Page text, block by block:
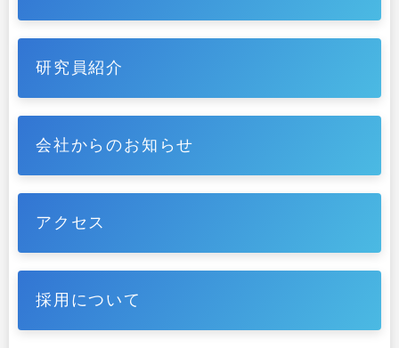
研究員紹介
会社からのお知らせ
アクセス
採用について